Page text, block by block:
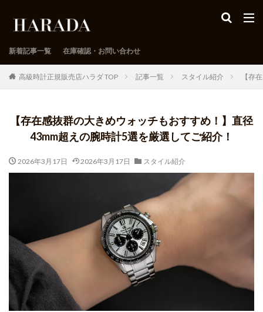
新着記事一覧 在庫確認・お問い合わせ
高級時計正規販売店ハラダ TOP 記事一覧 スタイル紹介 【存
【存在感抜群の大きめウォッチもおすすめ！】直径
43mm超えの腕時計5選を厳選してご紹介！
2026年3月17日 2026年3月17日 スタイル紹介